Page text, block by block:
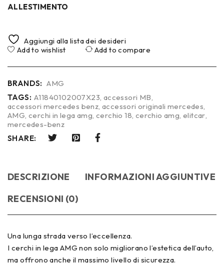
ALLESTIMENTO
Aggiungi alla lista dei desideri
Add to wishlist
Add to compare
BRANDS: AMG
TAGS: A11840102007X23 accessori MB
accessori mercedes benz ,accessori originali mercedes
AMG ,cerchi in lega amg ,cerchio 18 cerchio amg ,elitcar
mercedes-benz
SHARE:
DESCRIZIONE
INFORMAZIONI AGGIUNTIVE
RECENSIONI (0)
Una lunga strada verso l’eccellenza.
I cerchi in lega AMG non solo migliorano l’estetica dell’auto,
ma offrono anche il massimo livello di sicurezza.